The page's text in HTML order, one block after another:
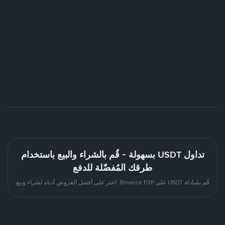
تداول USDT بسهولة - قُم بالشراء والبيع باستخدام
طرقك المُفضّلة للدفع
قُم بمُبادلة USDT على Binance P2P. اعثر على أفضل العروض أدناه لشراء وبيع